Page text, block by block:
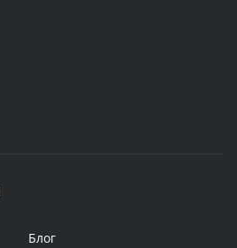
Блог